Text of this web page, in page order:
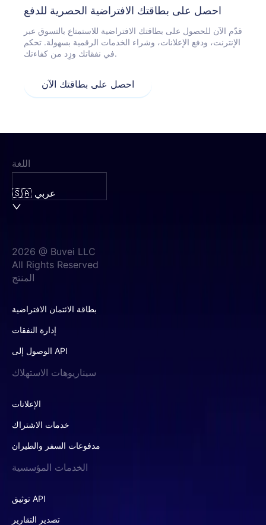
احصل على بطاقتك الافتراضية الحصرية للدفع
قدّم الآن للحصول على بطاقتك الافتراضية للاستمتاع بالتسوق عبر
الإنترنت، ودفع الإعلانات، وشراء الخدمات الرقمية بسهولة. تحكم
في نفقاتك وزِد من كفاءتك.
احصل على بطاقتك الآن
اللغة
🇸🇦 عربي
2026 @ Buvei LLC
All Rights Reserved
المنتج
بطاقة الائتمان الافتراضية
إدارة النفقات
الوصول إلى API
سيناريوهات الاستهلاك
الإعلانات
خدمات الاشتراك
مدفوعات السفر والطيران
الخدمات المؤسسية
توثيق API
تصدير التقارير